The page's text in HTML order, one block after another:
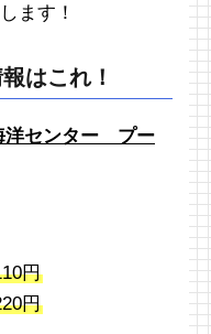
ます！
はこれ！
洋センター プー
円
円